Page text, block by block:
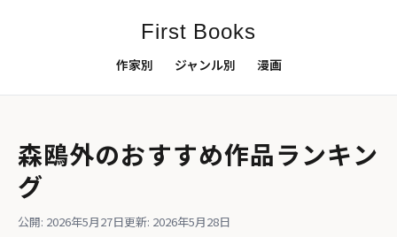
First Books
作家別 ジャンル別 漫画
森鴎外のおすすめ作品ランキン
グ
公開: 2026年5月27日更新: 2026年5月28日